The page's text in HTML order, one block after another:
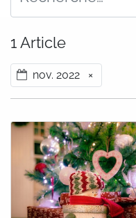
1 Article
nov. 2022 ×